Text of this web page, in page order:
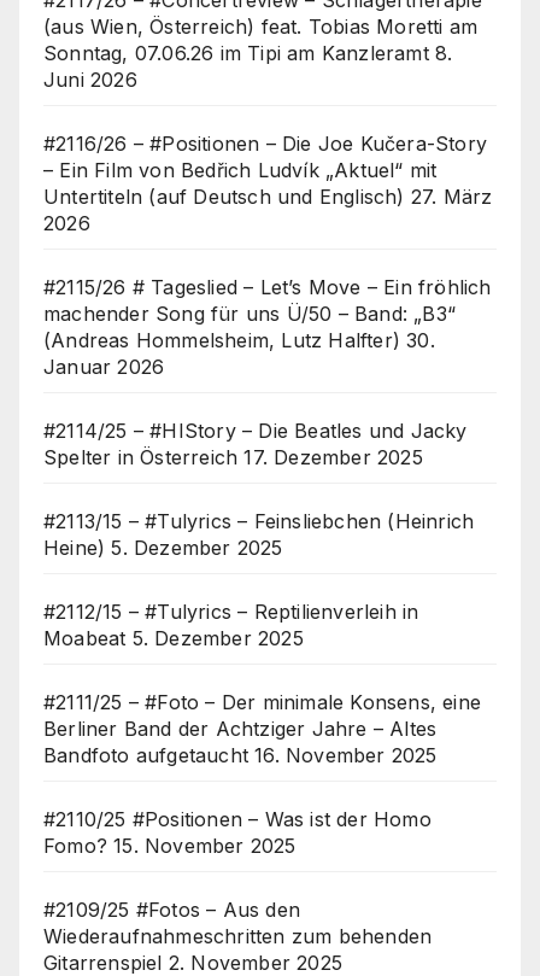
(aus Wien, Österreich) feat. Tobias Moretti am
Sonntag, 07.06.26 im Tipi am Kanzleramt 8.
Juni 2026
#2116/26 – #Positionen – Die Joe Kučera-Story
– Ein Film von Bedřich Ludvík „Aktuel“ mit
Untertiteln (auf Deutsch und Englisch) 27. März
2026
#2115/26 # Tageslied – Let’s Move – Ein fröhlich
machender Song für uns Ü/50 – Band: „B3“
(Andreas Hommelsheim, Lutz Halfter) 30.
Januar 2026
#2114/25 – #HIStory – Die Beatles und Jacky
Spelter in Österreich 17. Dezember 2025
#2113/15 – #Tulyrics – Feinsliebchen (Heinrich
Heine) 5. Dezember 2025
#2112/15 – #Tulyrics – Reptilienverleih in
Moabeat 5. Dezember 2025
#2111/25 – #Foto – Der minimale Konsens, eine
Berliner Band der Achtziger Jahre – Altes
Bandfoto aufgetaucht 16. November 2025
#2110/25 #Positionen – Was ist der Homo
Fomo? 15. November 2025
#2109/25 #Fotos – Aus den
Wiederaufnahmeschritten zum behenden
Gitarrenspiel 2. November 2025